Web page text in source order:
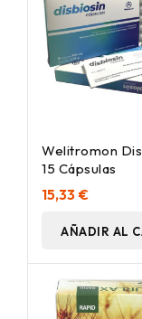
Welitromon
15 Cápsulas
15,33 €
AÑADIR AL